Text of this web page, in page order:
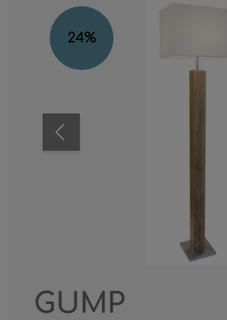
Bildergalerie überspringen
24%
GUMP